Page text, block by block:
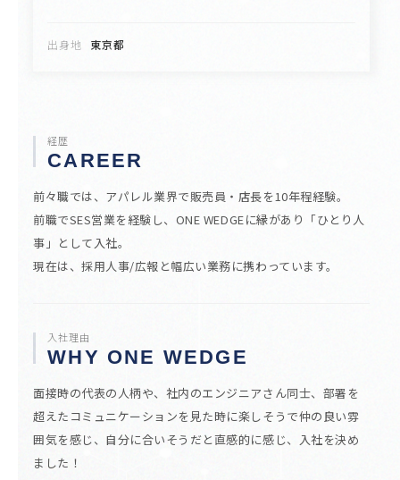
出身地 東京都
経歴
CAREER
前々職では、アパレル業界で販売員・店長を10年程経験。
前職でSES営業を経験し、ONE WEDGEに縁があり「ひとり人
事」として入社。
現在は、採用人事/広報と幅広い業務に携わっています。
入社理由
WHY ONE WEDGE
面接時の代表の人柄や、社内のエンジニアさん同士、部署を
超えたコミュニケーションを見た時に楽しそうで仲の良い雰
囲気を感じ、自分に合いそうだと直感的に感じ、入社を決め
ました！